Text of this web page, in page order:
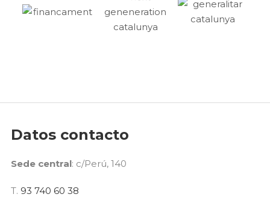
Datos contacto
Sede central: c/Perú, 140
T. 93 740 60 38